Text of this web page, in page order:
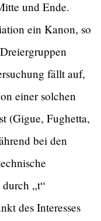
und Ende.
ein Kanon, so
fällt auf,
einer solchen
(Gigue, Fughetta,
bei den
„t“
des Interesses